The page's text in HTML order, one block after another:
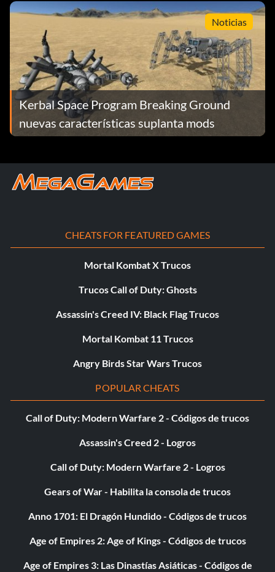
Noticias
Kerbal Space Program Breaking Ground
nuevas características suplanta mods
CHEATS FOR FEATURED GAMES
Mortal Kombat X Trucos
Trucos Call of Duty: Ghosts
Assassin's Creed IV: Black Flag Trucos
Mortal Kombat 11 Trucos
Angry Birds Star Wars Trucos
POPULAR CHEATS
Call of Duty: Modern Warfare 2 - Códigos de trucos
Assassin's Creed 2 - Logros
Call of Duty: Modern Warfare 2 - Logros
Gears of War - Habilita la consola de trucos
Anno 1701: El Dragón Hundido - Códigos de trucos
Age of Empires 2: Age of Kings - Códigos de trucos
Age of Empires 3: Las Dinastías Asiáticas - Códigos de